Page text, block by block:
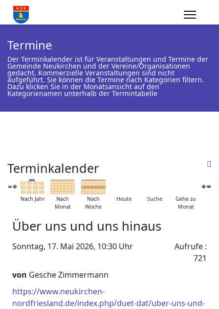
Termine
Der Terminkalender ist für Veranstaltungen und Termine der
Gemeinde Neukirchen und der Vereine/Organisationen
gedacht. Kommerzielle Veranstaltungen sind nicht
aufgeführt. Sie können die Termine nach Kategorien filtern.
Dazu klicken Sie in der Monatsansicht auf den
Kategorienamen unterhalb der Termintabelle
Terminkalender
Nach Jahr
Nach
Monat
Nach
Woche
Heute Suche
Gehe zu
Monat
Über uns und uns hinaus
Sonntag, 17. Mai 2026, 10:30 Uhr Aufrufe :
721
von Gesche Zimmermann
https://www.neukirchen-
nordfriesland.de/index.php/duet-dat/uber-uns-und-